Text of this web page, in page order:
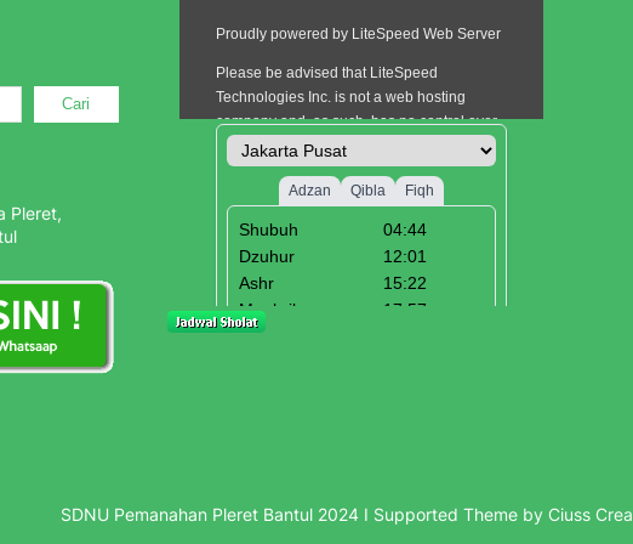
Cari
Pleret,
SDNU Pemanahan Pleret Bantul 2024 I Supported Theme by Ciuss